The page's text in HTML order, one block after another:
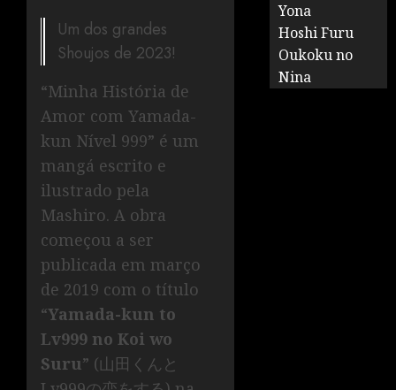
Um dos grandes
Shoujos de 2023!
“Minha História de
Amor com Yamada-
kun Nível 999” é um
mangá escrito e
ilustrado pela
Mashiro. A obra
começou a ser
publicada em março
de 2019 com o título
“Yamada-kun to
Lv999 no Koi wo
Suru” (山田くんと
Yona
Hoshi Furu
Oukoku no
Nina